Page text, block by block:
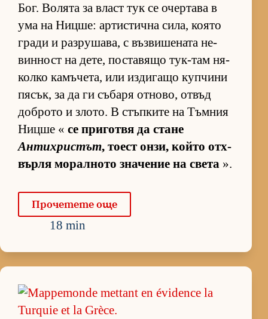
Бог. Во­лята за власт тук се очер­тава в
ума на Ниц­ше: ар­тис­тична си­ла, ко­ято
гради и раз­ру­ша­ва, с въз­ви­ше­ната не­
вин­ност на де­те, пос­та­вящо тук-там ня­
колко ка­мъ­че­та, или из­ди­гащо куп­чини
пя­сък, за да ги съ­баря от­но­во, от­въд
доб­рото и зло­то. В стъп­ките на Тъм­ния
Ницше « се при­готвя да стане
Антихристът, то­ест он­зи, който от­х­
върля мо­рал­ното зна­че­ние на света ».
Про­че­тете още
18 min